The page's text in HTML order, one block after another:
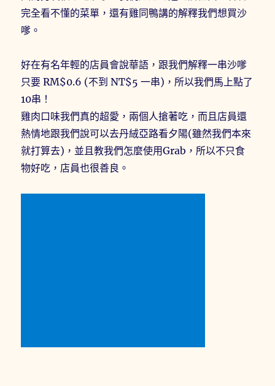
完全看不懂的菜單，還有雞同鴨講的解釋我們想買沙
嗲。
好在有名年輕的店員會說華語，跟我們解釋一串沙嗲
只要 RM$0.6 (不到 NT$5 一串)，所以我們馬上點了
10串！
雞肉口味我們真的超愛，兩個人搶著吃，而且店員還
熱情地跟我們說可以去丹絨亞路看夕陽(雖然我們本來
就打算去)，並且教我們怎麼使用Grab，所以不只食
物好吃，店員也很善良。